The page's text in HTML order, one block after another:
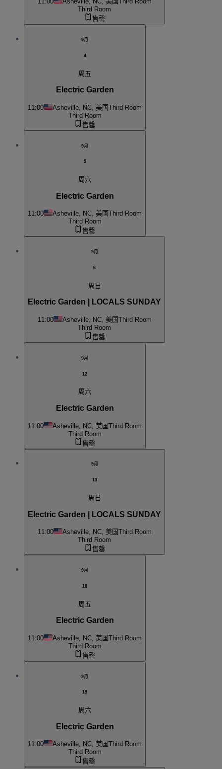
Third Room
售罄
9月
4
周五
Electric Garden
11:00 Asheville, NC, 美国Third Room
Third Room
售罄
9月
5
周六
Electric Garden
11:00 Asheville, NC, 美国Third Room
Third Room
售罄
9月
6
周日
Electric Garden | LOCALS SUNDAY
11:00 Asheville, NC, 美国Third Room
Third Room
售罄
9月
12
周六
Electric Garden
11:00 Asheville, NC, 美国Third Room
Third Room
售罄
9月
13
周日
Electric Garden | LOCALS SUNDAY
11:00 Asheville, NC, 美国Third Room
Third Room
售罄
9月
18
周五
Electric Garden
11:00 Asheville, NC, 美国Third Room
Third Room
售罄
9月
19
周六
Electric Garden
11:00 Asheville, NC, 美国Third Room
Third Room
售罄